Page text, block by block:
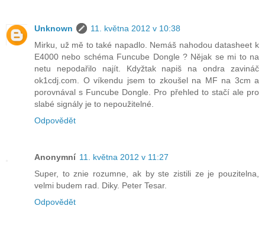
Unknown
11. května 2012 v 10:38
Mirku, už mě to také napadlo. Nemáš nahodou datasheet k
E4000 nebo schéma Funcube Dongle ? Nějak se mi to na
netu nepodařilo najít. Kdyžtak napiš na ondra zavináč
ok1cdj.com. O víkendu jsem to zkoušel na MF na 3cm a
porovnával s Funcube Dongle. Pro přehled to stačí ale pro
slabé signály je to nepoužitelné.
Odpovědět
Anonymní 11. května 2012 v 11:27
Super, to znie rozumne, ak by ste zistili ze je pouzitelna,
velmi budem rad. Diky. Peter Tesar.
Odpovědět